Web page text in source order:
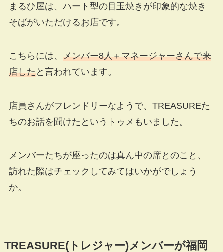
まるひ屋は、ハート型の目玉焼きが印象的な焼き
そばがいただけるお店です。
こちらには、 メンバー8人＋マネージャーさんで来
店したと言われています。
店員さんがフレンドリーなようで、TREASUREた
ちのお話を聞けたというトゥメもいました。
メンバーたちが座ったのは真ん中の席とのこと、
訪れた際はチェックしてみてはいかがでしょう
か。
TREASURE(トレジャー)メンバーが福岡